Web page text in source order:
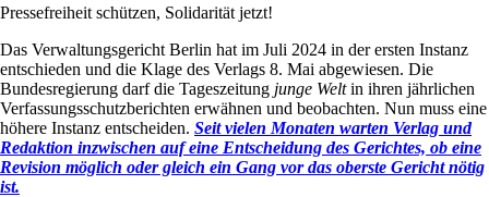
Pressefreiheit schützen, Solidarität jetzt!
Das Verwaltungsgericht Berlin hat im Juli 2024 in der ersten Instanz
entschieden und die Klage des Verlags 8. Mai abgewiesen. Die
Bundesregierung darf die Tageszeitung junge Weltin ihren jährlichen
Verfassungsschutzberichten erwähnen und beobachten. Nun muss eine
höhere Instanz entscheiden. Seit vielen Monaten warten Verlag und
Redaktion inzwischen auf eine Entscheidung des Gerichtes, ob eine
Revision möglich oder gleich ein Gang vor das oberste Gericht nötig
ist.